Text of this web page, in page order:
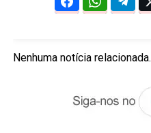
Nenhuma notícia relacionada.